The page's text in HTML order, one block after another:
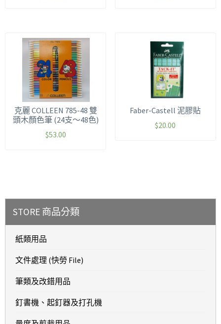
克麗 COLLEEN 785-48 雙
頭木顏色筆 (24支～48色)
$53.00
Faber-Castell 泥膠貼
$20.00
STORE 商品分類
紙類用品
文件處理 (快勞 File)
筆類及改錯用品
釘書機、起釘器及打孔機